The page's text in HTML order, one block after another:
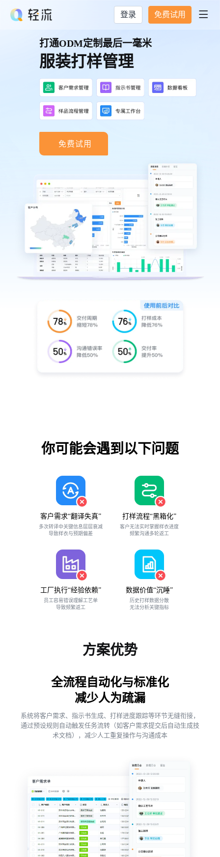
登录 免费试用 
打通ODM定制最后一毫米
服装打样管理
免费试用
你可能会遇到以下问题
客户需求“翻译失真”
多次转译中关键信息层层衰减
导致样衣与预期偏差
打样流程“黑箱化”
客户无法实时掌握样衣进度
频繁沟通多轮返工
工厂执行“经验依赖”
员工容易错误理解工艺单
导致频繁返工
数据价值“沉睡”
历史打样数据分散
无法分析关键指标
方案优势
全流程自动化与标准化
减少人为疏漏
系统将客户需求、指示书生成、打样进度跟踪等环节无缝衔接，
通过预设规则自动触发任务流转（如客户需求提交后自动生成技
术文档），减少人工重复操作与沟通成本